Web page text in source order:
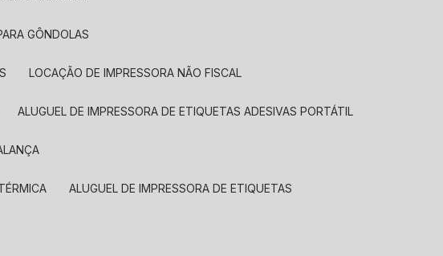
GÔNDOLAS
LOCAÇÃO DE IMPRESSORA NÃO FISCAL
ALUGUEL DE IMPRESSORA DE ETIQUETAS ADESIVAS PORTÁTIL
ALUGUEL DE IMPRESSORA DE ETIQUETAS